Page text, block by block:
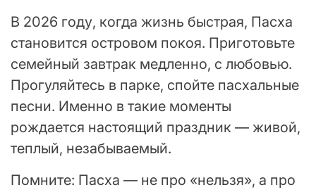
В 2026 году, когда жизнь быстрая, Пасха
становится островом покоя. Приготовьте
семейный завтрак медленно, с любовью.
Прогуляйтесь в парке, спойте пасхальные
песни. Именно в такие моменты
рождается настоящий праздник — живой,
теплый, незабываемый.
Помните: Пасха — не про «нельзя», а про